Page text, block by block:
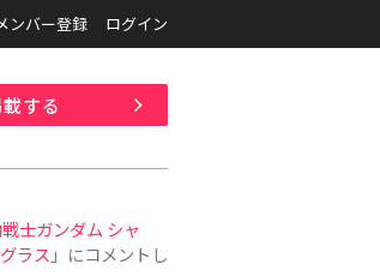
ンバー登録 ログイン
する
士ガンダム シャ
ラス 」にコメントし